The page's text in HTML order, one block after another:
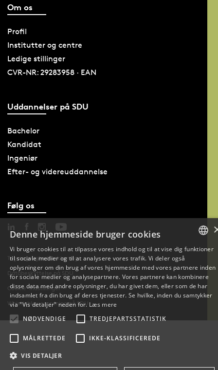
Om os
Profil
Institutter og centre
Ledige stillinger
CVR-NR: 29283958 · EAN
Uddannelser på SDU
Bachelor
Kandidat
Ingeniør
Efter- og videreuddannelse
Følg os
Tilgængelighedserklæring
Databeskyttelse på SDU
Cookie-indstillinger
Whistleblowerordning på SDU
ENGLISH
Denne hjemmeside bruger cookies
Vi bruger cookies til at tilpasse vores indhold og til at vise dig funktioner
til sociale medier og til at analysere vores trafik. Vi deler også
oplysninger om din brug af vores hjemmeside med vores partnere inden
for sociale medier og analysepartnere. Vores partnere kan kombinere
disse data med andre oplysninger, du har givet dem, eller som de har
indsamlet fra din brug af deres tjenester. Se hvilke, inden du samtykker
via "Vis detaljer" neden for. Læs mere
NØDVENDIGE
TREDJEPARTSSTATISTIK
MÅLRETTEDE IKKE-KLASSIFICEREDE
VIS DETALJER